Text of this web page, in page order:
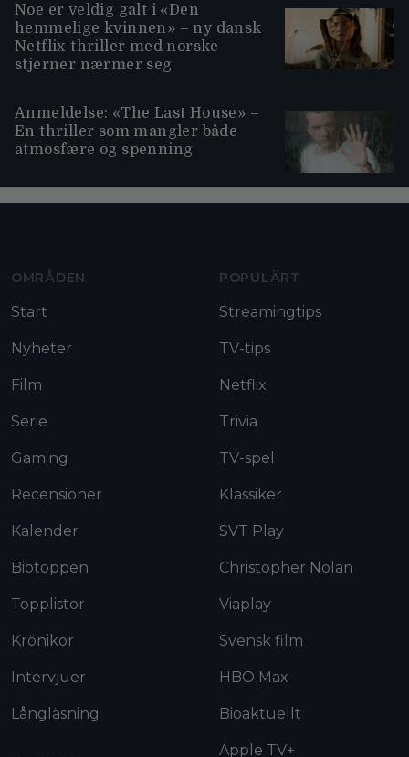
Noe er veldig galt i «Den
hemmelige kvinnen» – ny dansk
Netflix-thriller med norske
stjerner nærmer seg
Anmeldelse: «The Last House» –
En thriller som mangler både
atmosfære og spenning
OMRÅDEN
Start
Nyheter
Film
Serie
Gaming
Recensioner
Kalender
Biotoppen
Topplistor
Krönikor
Intervjuer
Långläsning
POPULÄRT
Streamingtips
TV-tips
Netflix
Trivia
TV-spel
Klassiker
SVT Play
Christopher Nolan
Viaplay
Svensk film
HBO Max
Bioaktuellt
Apple TV+